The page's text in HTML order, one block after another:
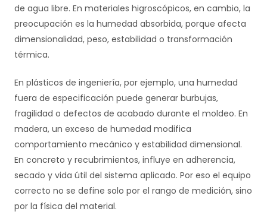
de agua libre. En materiales higroscópicos, en cambio, la
preocupación es la humedad absorbida, porque afecta
dimensionalidad, peso, estabilidad o transformación
térmica.
En plásticos de ingeniería, por ejemplo, una humedad
fuera de especificación puede generar burbujas,
fragilidad o defectos de acabado durante el moldeo. En
madera, un exceso de humedad modifica
comportamiento mecánico y estabilidad dimensional.
En concreto y recubrimientos, influye en adherencia,
secado y vida útil del sistema aplicado. Por eso el equipo
correcto no se define solo por el rango de medición, sino
por la física del material.